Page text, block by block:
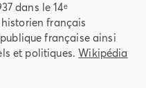
dans le 14ᵉ
français
française ainsi
et politiques.Wikipédia